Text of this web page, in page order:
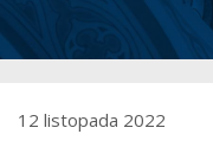
12 listopada 2022